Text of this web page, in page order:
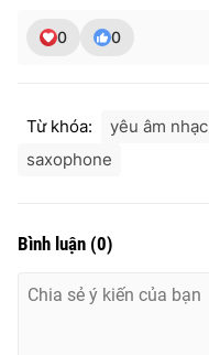
0 0
Từ khóa: yêu âm nhạc
saxophone
Bình luận (0)